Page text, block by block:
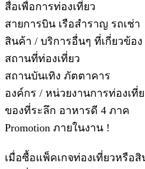
สื่อเพื่อการท่องเที่ยว
สายการบิน เรือสำราญ รถเช่า
สินค้า / บริการอื่นๆ ที่เกี่ยวข้อง
สถานที่ท่องเที่ยว
สถานบันเทิง ภัตตาคาร
องค์กร / หน่วยงานการท่องเที่
ของที่ระลึก อาหารดี 4 ภาค
Promotion ภายในงาน !
เมื่อซื้อแพ็คเกจท่องเที่ยวหรือ